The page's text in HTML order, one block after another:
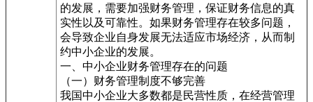
的发展，需要加强财务管理，保证财务信息的真
实性以及可靠性。如果财务管理存在较多问题，
会导致企业自身发展无法适应市场经济，从而制
约中小企业的发展。
一、中小企业财务管理存在的问题
（一）财务管理制度不够完善
我国中小企业大多数都是民营性质，在经营管理